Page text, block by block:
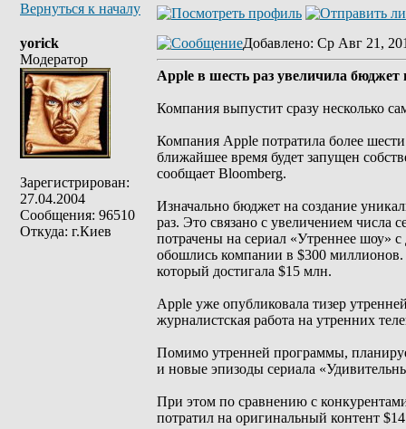
Вернуться к началу
yorick
Модератор
Зарегистрирован:
27.04.2004
Сообщения: 96510
Откуда: г.Киев
Добавлено: Ср Авг 21,
Apple в шесть раз увеличила бюджет
Компания выпустит сразу несколько
Компания Apple потратила более
ближайшее время будет запущен
сообщает Вloomberg.
Изначально бюджет на создание
раз. Это связано с увеличением
потрачены на сериал «Утреннее шоу»
обошлись компании в $300 миллионов.
который достигала $15 млн.
Apple уже опубликовала тизер
журналистская работа на утренних
Помимо утренней программы,
и новые эпизоды сериала
При этом по сравнению с
потратил на оригинальный контент